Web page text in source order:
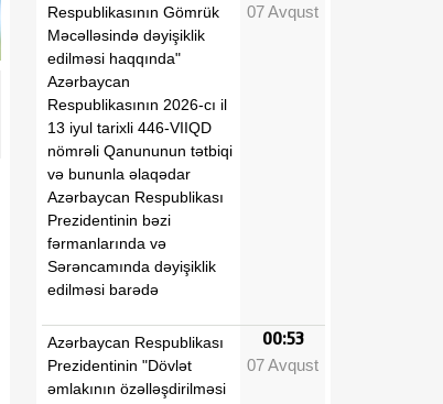
Respublikasının Gömrük
Məcəlləsində dəyişiklik
edilməsi haqqında"
Azərbaycan
Respublikasının 2026-cı il
13 iyul tarixli 446-VIIQD
nömrəli Qanununun tətbiqi
və bununla əlaqədar
Azərbaycan Respublikası
Prezidentinin bəzi
fərmanlarında və
Sərəncamında dəyişiklik
edilməsi barədə
07 Avqust
Azərbaycan Respublikası
Prezidentinin "Dövlət
əmlakının özəlləşdirilməsi
00:53
07 Avqust